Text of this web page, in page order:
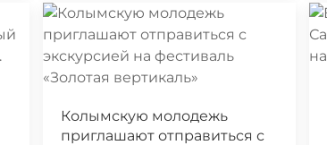
Колымскую молодежь
приглашают отправиться с